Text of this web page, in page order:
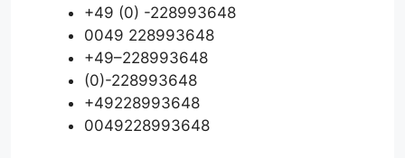
+49 (0) -228993648
0049 228993648
+49–228993648
(0)-228993648
+49228993648
0049228993648